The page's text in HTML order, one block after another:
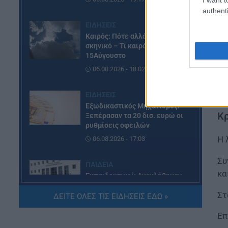
Καιρός: Πότε αλλάζει το
σκηνικό – Τι καιρό θα κάνει τον
15Αύγουστο
06.08.2026 - 18:02
Εξωδικαστικός Μηχανισμός:
Ξεπέρασαν τα 20 δισ. ευρώ οι
ρυθμίσεις οφειλών
06.08.2026 - 17:03
Εκπαιδευτικοί: Ανακλήθηκαν
αποσπάσεις για τα σχολικά έτη
2026-2029
06.08.2026 - 16:03
ΔΕΙΤΕ ΟΛΕΣ ΤΙΣ ΕΙΔΗΣΕΙΣ ΕΔΩ »
Η